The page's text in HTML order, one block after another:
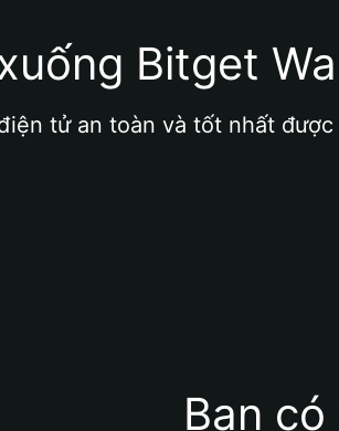
Bitget
tử an toàn và tốt nhất
Bạn